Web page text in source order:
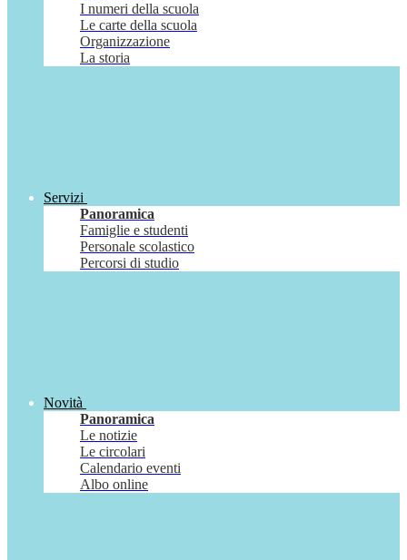
I numeri della scuola
Le carte della scuola
Organizzazione
La storia
Servizi
Panoramica
Famiglie e studenti
Personale scolastico
Percorsi di studio
Novità
Panoramica
Le notizie
Le circolari
Calendario eventi
Albo online